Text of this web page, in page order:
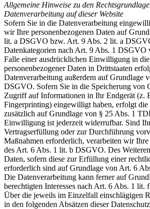
Allgemeine Hinweise zu den
Datenverarbeitung auf dieser Website
Sofern Sie in die Datenverarbeitung
wir Ihre personenbezogenen Daten auf
lit. a DSGVO bzw. Art. 9 Abs. 2 lit. a
Datenkategorien nach Art. 9 Abs. 1 DSGVO
Falle einer ausdrücklichen Einwilligung in
personenbezogener Daten in Drittstaaten
Datenverarbeitung außerdem auf Grundlage
DSGVO. Sofern Sie in die Speicherung von
Zugriff auf Informationen in Ihr Endgerät (z.
Fingerprinting) eingewilligt haben, erfolgt die
zusätzlich auf Grundlage von § 25 Abs. 1
Einwilligung ist jederzeit widerrufbar. Sind
Vertragserfüllung oder zur Durchführung
Maßnahmen erforderlich, verarbeiten wir
des Art. 6 Abs. 1 lit. b DSGVO. Des
Daten, sofern diese zur Erfüllung einer
erforderlich sind auf Grundlage von Art. 6
Die Datenverarbeitung kann ferner auf
berechtigten Interesses nach Art. 6 Abs. 1
Über die jeweils im Einzelfall einschlägigen
in den folgenden Absätzen dieser